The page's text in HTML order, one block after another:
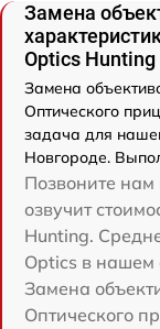
Замена
Optics Hunting
Замена
Оптического
задача для
Новгороде.
Позвоните
озвучит
Hunting.
Optics в нашем
Замена
Оптического